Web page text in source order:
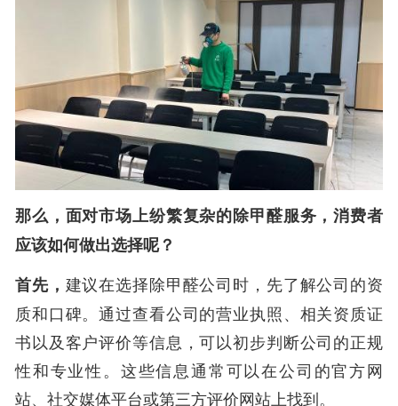
那么，面对市场上纷繁复杂的除甲醛服务，消费者
应该如何做出选择呢？
首先， 建议在选择除甲醛公司时，先了解公司的资
质和口碑。通过查看公司的营业执照、相关资质证
书以及客户评价等信息，可以初步判断公司的正规
性和专业性。这些信息通常可以在公司的官方网
站、社交媒体平台或第三方评价网站上找到。